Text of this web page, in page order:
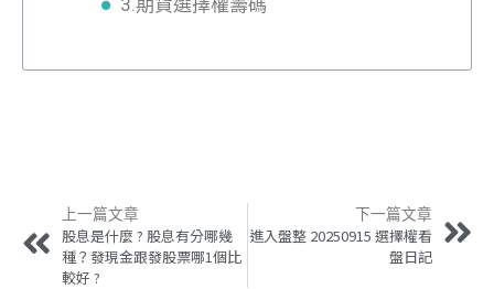
3.期貨選擇權籌碼
上一篇文章
股息是什麼 ? 股息有分哪幾
種？發現金跟發股票哪1個比
較好 ?
下一篇文章
進入盤整 20250915 選擇權看
盤日記